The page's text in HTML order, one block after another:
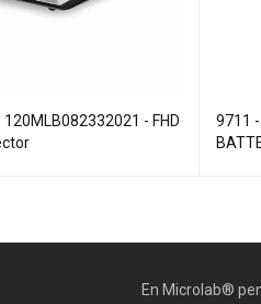
- FHD
9711
En Microlab®